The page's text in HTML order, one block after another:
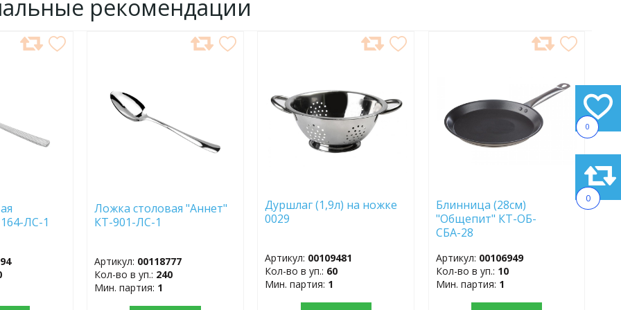
0
0
рекомендации
ЛС-1
Ложка столовая "Аннет"
КТ-901-ЛС-1
Артикул: 00118777
Кол-во в уп.: 240
Мин. партия: 1
Дуршлаг (1,9л) на ножке
0029
Артикул: 00109481
Кол-во в уп.: 60
Мин. партия: 1
Блинница (28см)
"Общепит" КТ-ОБ-
СБА-28
Артикул: 00106949
Кол-во в уп.: 10
Мин. партия: 1